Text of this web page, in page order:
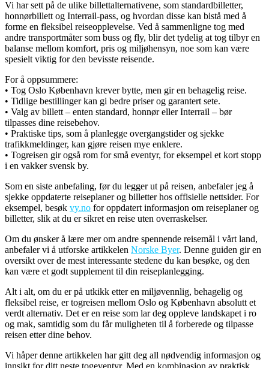
Vi har sett på de ulike billettalternativene, som standardbilletter,
honnørbillett og Interrail-pass, og hvordan disse kan bistå med å
forme en fleksibel reiseopplevelse. Ved å sammenligne tog med
andre transportmåter som buss og fly, blir det tydelig at tog tilbyr en
balanse mellom komfort, pris og miljøhensyn, noe som kan være
spesielt viktig for den bevisste reisende.
For å oppsummere:
• Tog Oslo København krever bytte, men gir en behagelig reise.
• Tidlige bestillinger kan gi bedre priser og garantert sete.
• Valg av billett – enten standard, honnør eller Interrail – bør
tilpasses dine reisebehov.
• Praktiske tips, som å planlegge overgangstider og sjekke
trafikkmeldinger, kan gjøre reisen mye enklere.
• Togreisen gir også rom for små eventyr, for eksempel et kort stopp
i en vakker svensk by.
Som en siste anbefaling, før du legger ut på reisen, anbefaler jeg å
sjekke oppdaterte reiseplaner og billetter hos offisielle nettsider. For
eksempel, besøk vy.no for oppdatert informasjon om reiseplaner og
billetter, slik at du er sikret en reise uten overraskelser.
Om du ønsker å lære mer om andre spennende reisemål i vårt land,
anbefaler vi å utforske artikkelen Norske Byer. Denne guiden gir en
oversikt over de mest interessante stedene du kan besøke, og den
kan være et godt supplement til din reiseplanlegging.
Alt i alt, om du er på utkikk etter en miljøvennlig, behagelig og
fleksibel reise, er togreisen mellom Oslo og København absolutt et
verdt alternativ. Det er en reise som lar deg oppleve landskapet i ro
og mak, samtidig som du får muligheten til å forberede og tilpasse
reisen etter dine behov.
Vi håper denne artikkelen har gitt deg all nødvendig informasjon og